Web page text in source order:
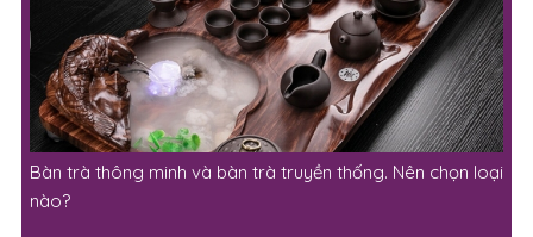
Bàn trà thông minh và bàn trà truyền thống. Nên chọn loại
nào?